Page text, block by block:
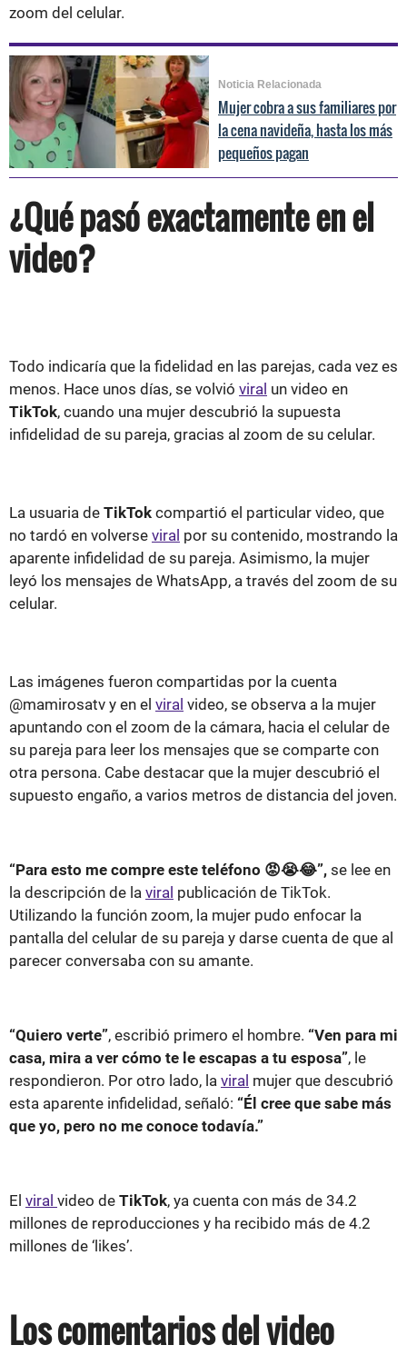
zoom del celular.
Noticia Relacionada
Mujer cobra a sus familiares por
la cena navideña, hasta los más
pequeños pagan
¿Qué pasó exactamente en el
video?
Todo indicaría que la fidelidad en las parejas, cada vez es
menos. Hace unos días, se volvió viral un video en
TikTok, cuando una mujer descubrió la supuesta
infidelidad de su pareja, gracias al zoom de su celular.
La usuaria de TikTok compartió el particular video, que
no tardó en volverse viral por su contenido, mostrando la
aparente infidelidad de su pareja. Asimismo, la mujer
leyó los mensajes de WhatsApp, a través del zoom de su
celular.
Las imágenes fueron compartidas por la cuenta
@mamirosatv y en el viral video, se observa a la mujer
apuntando con el zoom de la cámara, hacia el celular de
su pareja para leer los mensajes que se comparte con
otra persona. Cabe destacar que la mujer descubrió el
supuesto engaño, a varios metros de distancia del joven.
“Para esto me compre este teléfono 😡😭😂”, se lee en
la descripción de la viral publicación de TikTok.
Utilizando la función zoom, la mujer pudo enfocar la
pantalla del celular de su pareja y darse cuenta de que al
parecer conversaba con su amante.
“Quiero verte”, escribió primero el hombre. “Ven para mi
casa, mira a ver cómo te le escapas a tu esposa”, le
respondieron. Por otro lado, la viral mujer que descubrió
esta aparente infidelidad, señaló: “Él cree que sabe más
que yo, pero no me conoce todavía.”
El viral video de TikTok, ya cuenta con más de 34.2
millones de reproducciones y ha recibido más de 4.2
millones de ‘likes’.
Los comentarios del video